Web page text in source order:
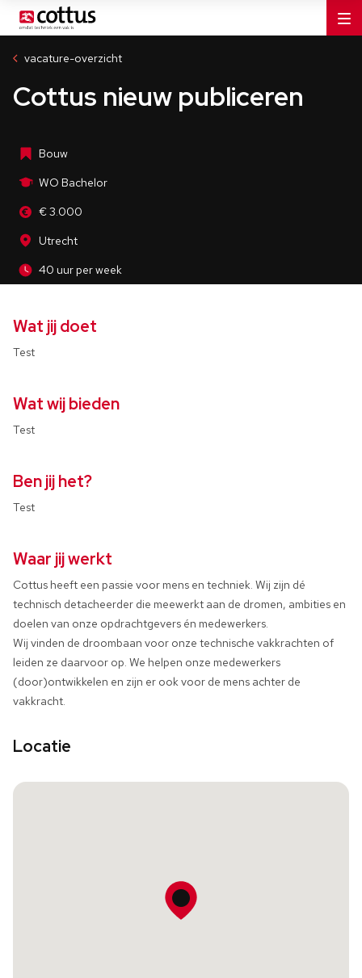
vacature-overzicht
Cottus nieuw publiceren
Bouw
WO Bachelor
€ 3.000
Utrecht
40 uur per week
WO Bachelor
Utrecht
40 uur per week
Wat jij doet
Test
Wat wij bieden
Test
Ben jij het?
Test
Waar jij werkt
Cottus heeft een passie voor mens en techniek. Wij zijn dé
technisch detacheerder die meewerkt aan de dromen, ambities en
doelen van onze opdrachtgevers én medewerkers.
Wij vinden de droombaan voor onze technische vakkrachten of
leiden ze daarvoor op. We helpen onze medewerkers
(door)ontwikkelen en zijn er ook voor de mens achter de
vakkracht.
Locatie